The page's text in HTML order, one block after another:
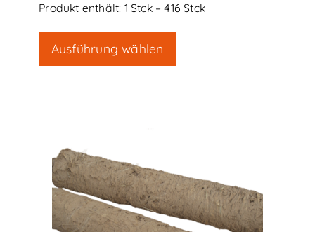
Produkt enthält: 1 Stck– 416Stck
Ausführung wählen
weist
Optionen
können
auf